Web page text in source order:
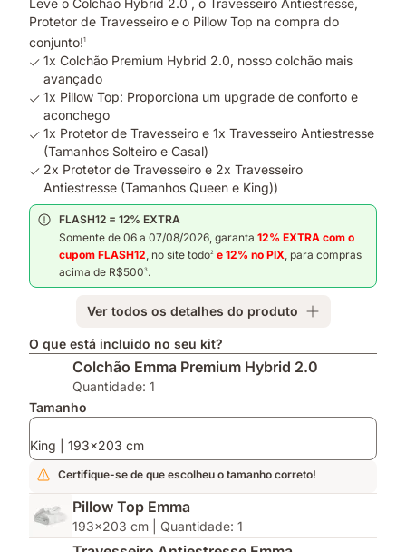
Leve o Colchão Hybrid 2.0 , o Travesseiro Antiestresse,
Protetor de Travesseiro e o Pillow Top na compra do
conjunto!1
1x Colchão Premium Hybrid 2.0, nosso colchão mais
avançado
1x Pillow Top: Proporciona um upgrade de conforto e
aconchego
1x Protetor de Travesseiro e 1x Travesseiro Antiestresse
(Tamanhos Solteiro e Casal)
2x Protetor de Travesseiro e 2x Travesseiro
Antiestresse (Tamanhos Queen e King))
FLASH12 = 12% EXTRA
Somente de 06 a 07/08/2026, garanta 12% EXTRA com o
cupom FLASH12 , no site todo2 e 12% no PIX , para compras
acima de R$5003.
Ver todos os detalhes do produto
O que está incluido no seu kit?
Colchão Emma Premium Hybrid 2.0
Quantidade: 1
Tamanho
King | 193x203 cm
Certifique-se de que escolheu o tamanho correto!
Pillow Top Emma
193x203 cm | Quantidade: 1